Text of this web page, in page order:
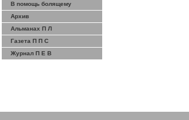
В помощь болящему
Архив
Альманах П Л
Газета П П С
Журнал П Е В